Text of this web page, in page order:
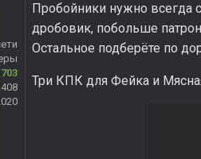
703
Пробойники нужно всегда
дробовик, побольше
Остальное подберёте по
Три КПК для Фейка и